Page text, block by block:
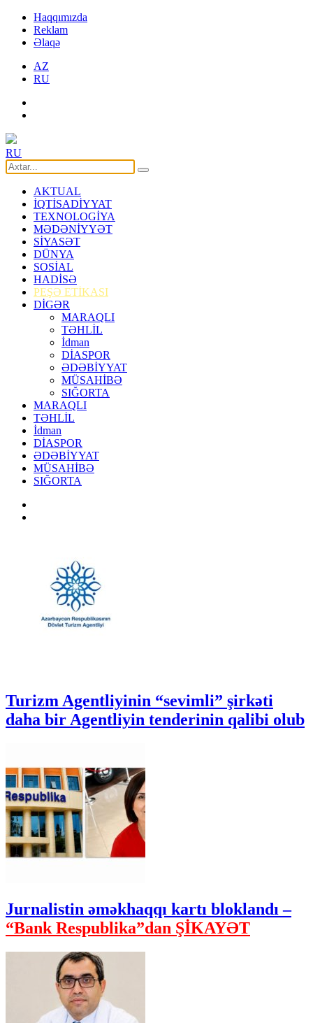
Haqqımızda
Reklam
Əlaqə
AZ
RU
RU
AKTUAL
İQTİSADİYYAT
TEXNOLOGİYA
MƏDƏNİYYƏT
SİYASƏT
DÜNYA
SOSİAL
HADİSƏ
PEŞƏ ETİKASI
DİGƏR
MARAQLI
TƏHLİL
İdman
DİASPOR
ƏDƏBİYYAT
MÜSAHİBƏ
SIĞORTA
MARAQLI
TƏHLİL
İdman
DİASPOR
ƏDƏBİYYAT
MÜSAHİBƏ
SIĞORTA
Turizm Agentliyinin “sevimli” şirkəti
daha bir Agentliyin tenderinin qalibi olub
Jurnalistin əməkhaqqı kartı bloklandı –
“Bank Respublika”dan ŞİKAYƏT